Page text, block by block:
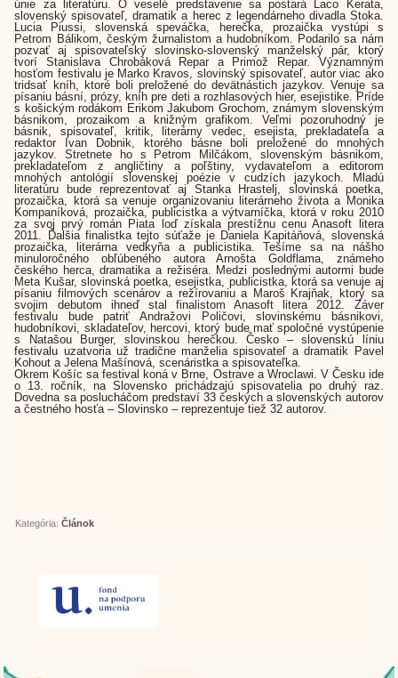
únie za literatúru. O veselé predstavenie sa postará Laco Kerata,
slovenský spisovateľ, dramatik a herec z legendárneho divadla Stoka.
Lucia Piussi, slovenská speváčka, herečka, prozaička vystúpi s
Petrom Bálikom, českým žurnalistom a hudobníkom. Podarilo sa nám
pozvať aj spisovateľský slovinsko-slovenský manželský pár, ktorý
tvorí Stanislava Chrobáková Repar a Primož Repar. Významným
hosťom festivalu je Marko Kravos, slovinský spisovateľ, autor viac ako
tridsať kníh, ktoré boli preložené do devätnástich jazykov. Venuje sa
písaniu básní, prózy, kníh pre deti a rozhlasových hier, esejistike. Príde
s košickým rodákom Erikom Jakubom Grochom, známym slovenským
básnikom, prozaikom a knižným grafikom. Veľmi pozoruhodný je
básnik, spisovateľ, kritik, literárny vedec, esejista, prekladateľa a
redaktor Ivan Dobnik, ktorého básne boli preložené do mnohých
jazykov. Stretnete ho s Petrom Milčákom, slovenským básnikom,
prekladateľom z angličtiny a poľštiny, vydavateľom a editorom
mnohých antológií slovenskej poézie v cudzích jazykoch. Mladú
literatúru bude reprezentovať aj Stanka Hrastelj, slovinská poetka,
prozaička, ktorá sa venuje organizovaniu literárneho života a Monika
Kompaníková, prozaička, publicistka a výtvarníčka, ktorá v roku 2010
za svoj prvý román Piata loď získala prestížnu cenu Anasoft litera
2011. Ďalšia finalistka tejto súťaže je Daniela Kapitáňová, slovenská
prozaička, literárna vedkyňa a publicistika. Tešíme sa na nášho
minuloročného obľúbeného autora Arnošta Goldflama, známeho
českého herca, dramatika a režiséra. Medzi poslednými autormi bude
Meta Kušar, slovinská poetka, esejistka, publicistka, ktorá sa venuje aj
písaniu filmových scenárov a režírovaniu a Maroš Krajňak, ktorý sa
svojim debutom ihneď stal finalistom Anasoft litera 2012. Záver
festivalu bude patriť Andražovi Poličovi, slovinskému básnikovi,
hudobníkovi, skladateľov, hercovi, ktorý bude mať spoločné vystúpenie
s Natašou Burger, slovinskou herečkou. Česko – slovenskú líniu
festivalu uzatvoria už tradične manželia spisovateľ a dramatik Pavel
Kohout a Jelena Mašínová, scenáristka a spisovateľka.
Okrem Košíc sa festival koná v Brne, Ostrave a Wroclawi. V Česku ide
o 13. ročník, na Slovensko prichádzajú spisovatelia po druhý raz.
Dovedna sa poslucháčom predstaví 33 českých a slovenských autorov
a čestného hosťa – Slovinsko – reprezentuje tiež 32 autorov.
Kategória:Článok